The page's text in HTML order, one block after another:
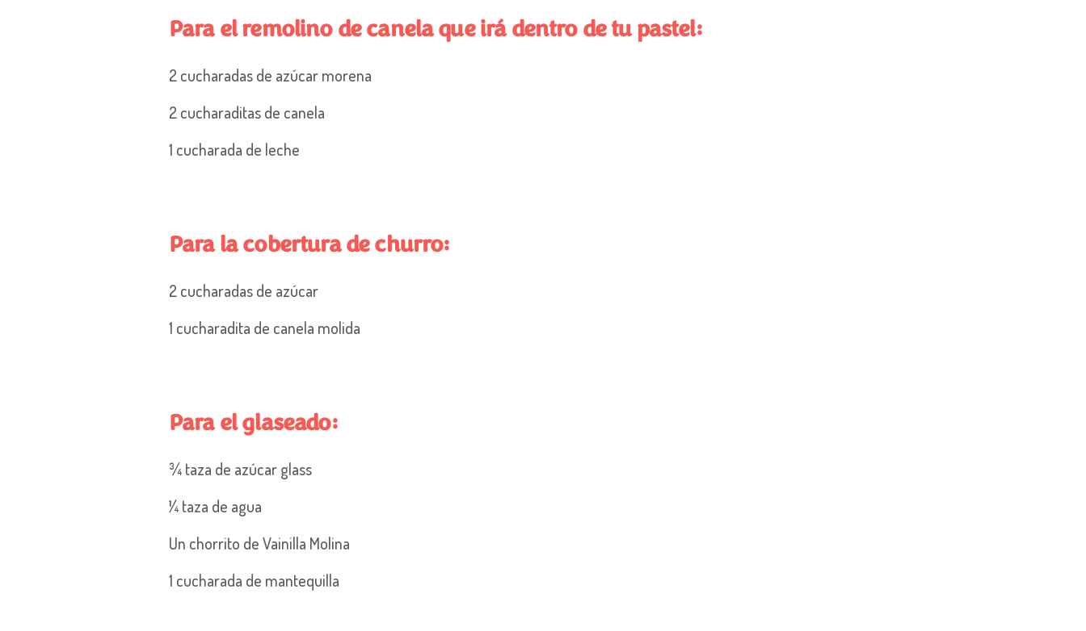
Para el remolino de canelaque irá dentro de tu pastel:
2 cucharadas de azúcar morena
2 cucharaditas de canela
1 cucharada de leche
Para la cobertura de churro:
2 cucharadas de azúcar
1 cucharadita de canela molida
Para el glaseado:
¾ taza de azúcarglass
¼ taza de agua
Un chorrito de Vainilla Molina
1 cucharada de mantequilla